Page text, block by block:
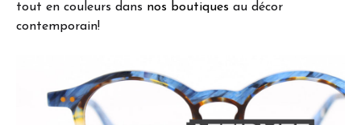
tout en couleurs dans nos boutiques au décor
contemporain!